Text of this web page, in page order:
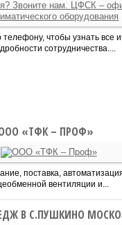
телефону, чтобы узнать все
сотрудничества....
«ТФК – ПРОФ»
поставка,
вентиляции и...
В С.ПУШКИНО